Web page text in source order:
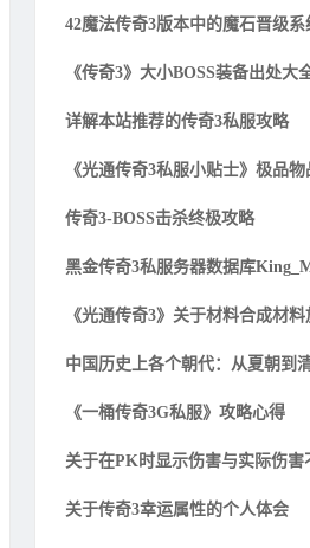
42魔法传奇3版本中的魔石晋级
《传奇3》大小BOSS装备出处大全
详解本站推荐的传奇3私服攻略
《光通传奇3私服小贴士》极品
传奇3-BOSS击杀终极攻略
黑金传奇3私服务器数据库
《一桶传奇3G私服》攻略心得
关于在PK时显示伤害与实际伤害
关于传奇3幸运属性的个人体会